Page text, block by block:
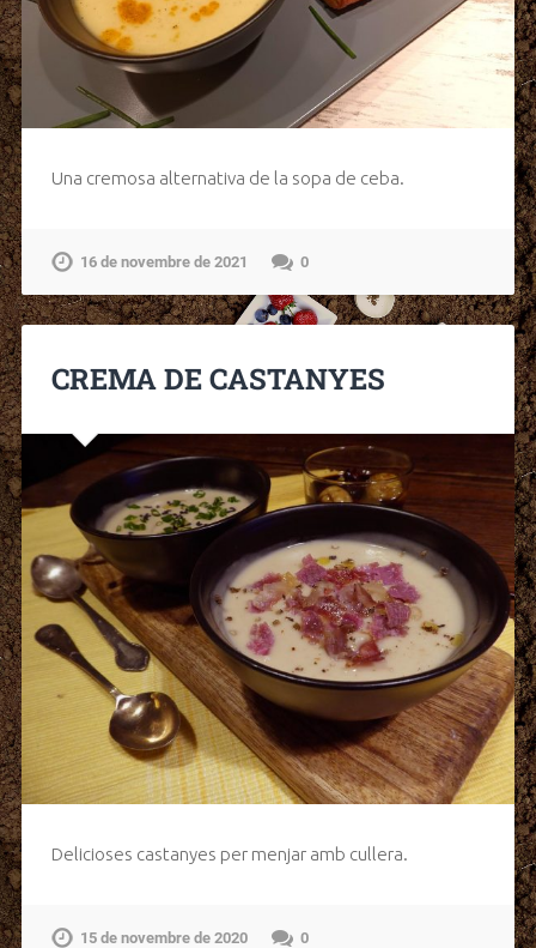
Una cremosa alternativa de la sopa de ceba.
16 de novembre de 2021 0
CREMA DE CASTANYES
Delicioses castanyes per menjar amb cullera.
15 de novembre de 2020 0